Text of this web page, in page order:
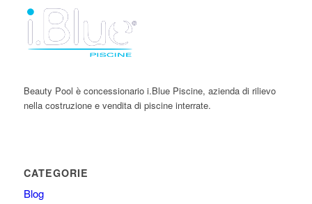
Beauty Pool è concessionario i.Blue Piscine, azienda di rilievo
nella costruzione e vendita di piscine interrate.
CATEGORIE
Blog